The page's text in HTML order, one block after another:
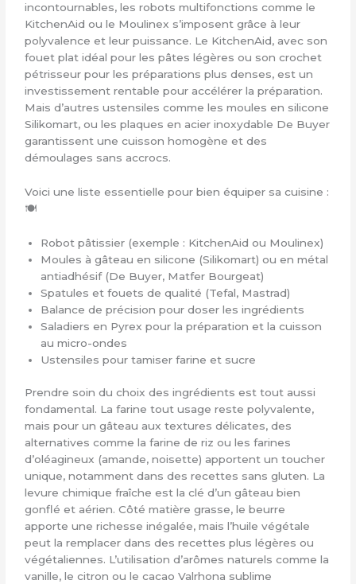
incontournables, les robots multifonctions comme le
KitchenAid ou le Moulinex s’imposent grâce à leur
polyvalence et leur puissance. Le KitchenAid, avec son
fouet plat idéal pour les pâtes légères ou son crochet
pétrisseur pour les préparations plus denses, est un
investissement rentable pour accélérer la préparation.
Mais d’autres ustensiles comme les moules en silicone
Silikomart, ou les plaques en acier inoxydable De Buyer
garantissent une cuisson homogène et des
démoulages sans accrocs.
Voici une liste essentielle pour bien équiper sa cuisine :
🍽️
Robot pâtissier (exemple : KitchenAid ou Moulinex)
Moules à gâteau en silicone (Silikomart) ou en métal
antiadhésif (De Buyer, Matfer Bourgeat)
Spatules et fouets de qualité (Tefal, Mastrad)
Balance de précision pour doser les ingrédients
Saladiers en Pyrex pour la préparation et la cuisson
au micro-ondes
Ustensiles pour tamiser farine et sucre
Prendre soin du choix des ingrédients est tout aussi
fondamental. La farine tout usage reste polyvalente,
mais pour un gâteau aux textures délicates, des
alternatives comme la farine de riz ou les farines
d’oléagineux (amande, noisette) apportent un toucher
unique, notamment dans des recettes sans gluten. La
levure chimique fraîche est la clé d’un gâteau bien
gonflé et aérien. Côté matière grasse, le beurre
apporte une richesse inégalée, mais l’huile végétale
peut la remplacer dans des recettes plus légères ou
végétaliennes. L’utilisation d’arômes naturels comme la
vanille, le citron ou le cacao Valrhona sublime